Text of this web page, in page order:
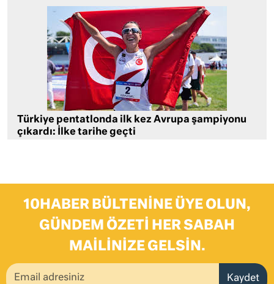
Türkiye pentatlonda ilk kez Avrupa şampiyonu
çıkardı: İlke tarihe geçti
10HABER BÜLTENINE ÜYE OLUN,
GÜNDEM ÖZETI HER SABAH
MAILINIZE GELSIN.
Kaydet